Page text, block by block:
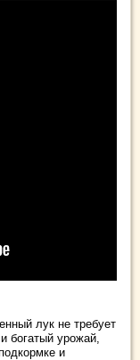
лук не требует
богатый урожай,
и